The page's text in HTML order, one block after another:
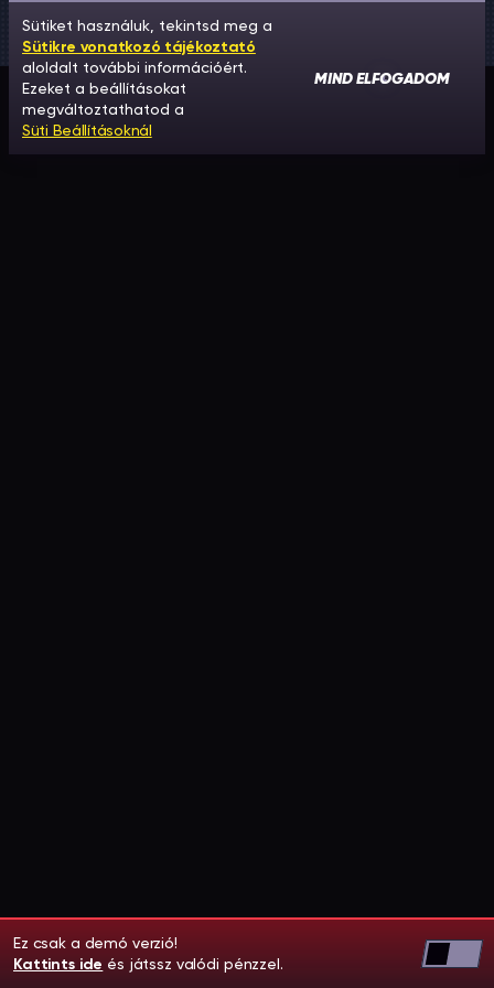
Ez csak a demó verzió!
Kattints ide és játssz valódi pénzzel.
Sütiket használuk, tekintsd meg a
Sütikre vonatkozó tájékoztató
aloldalt további információért.
Ezeket a beállításokat
megváltoztathatod a
Süti Beállításoknál
MIND ELFOGADOM